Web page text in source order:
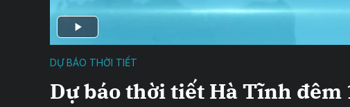
DỰ BÁO THỜI TIẾT
Dự báo thời tiết Hà Tĩnh đêm